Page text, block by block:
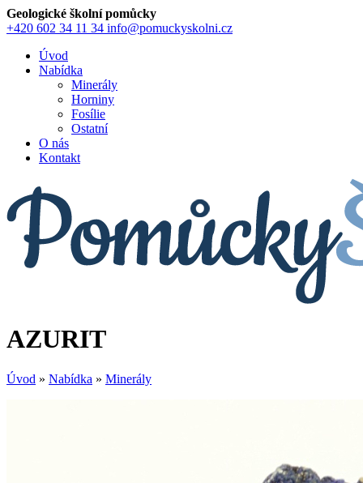
Geologické školní pomůcky
+420 602 34 11 34 info@pomuckyskolni.cz
Úvod
Nabídka
Minerály
Horniny
Fosílie
Ostatní
O nás
Kontakt
AZURIT
Úvod » Nabídka » Minerály